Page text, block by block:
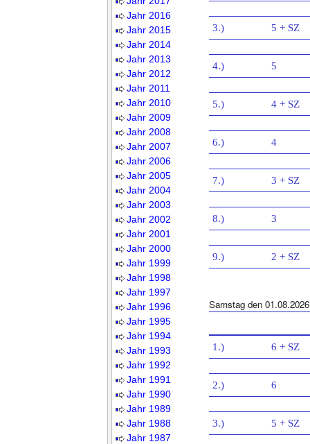
Jahr 2016
Jahr 2015
Jahr 2014
Jahr 2013
Jahr 2012
Jahr 2011
Jahr 2010
Jahr 2009
Jahr 2008
Jahr 2007
Jahr 2006
Jahr 2005
Jahr 2004
Jahr 2003
Jahr 2002
Jahr 2001
Jahr 2000
Jahr 1999
Jahr 1998
Jahr 1997
Jahr 1996
Jahr 1995
Jahr 1994
Jahr 1993
Jahr 1992
Jahr 1991
Jahr 1990
Jahr 1989
Jahr 1988
Jahr 1987
3.) 5 + SZ
4.) 5
5.) 4 + SZ
6.) 4
7.) 3 + SZ
8.) 3
9.) 2 + SZ
Samstag den 01.08.2026
1.) 6 + SZ
2.) 6
3.) 5 + SZ